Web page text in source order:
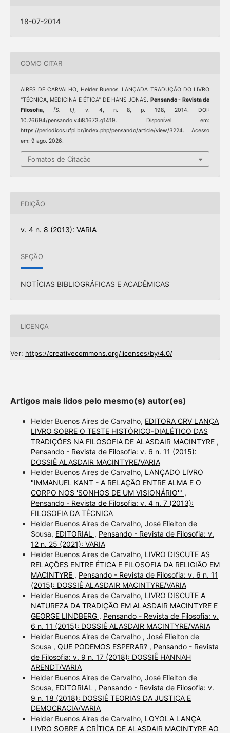
18-07-2014
COMO CITAR
AIRES DE CARVALHO, Helder Buenos. LANÇADA TRADUÇÃO DO LIVRO
"TÉCNICA, MEDICINA E ÉTICA" DE HANS JONAS. Pensando - Revista de
Filosofia, [S. l.], v. 4, n. 8, p. 198, 2014. DOI:
10.26694/pensando.v4i8.1673.g1419. Disponível em:
https://periodicos.ufpi.br/index.php/pensando/article/view/3224. Acesso
em: 9 ago. 2026.
Fomatos de Citação
EDIÇÃO
v. 4 n. 8 (2013): VARIA
SEÇÃO
NOTÍCIAS BIBLIOGRÁFICAS E ACADÊMICAS
LICENÇA
Ver: https://creativecommons.org/licenses/by/4.0/
Artigos mais lidos pelo mesmo(s) autor(es)
Helder Buenos Aires de Carvalho, EDITORA CRV LANÇA
LIVRO SOBRE O TESTE HISTÓRICO-DIALÉTICO DAS
TRADIÇÕES NA FILOSOFIA DE ALASDAIR MACINTYRE ,
Pensando - Revista de Filosofia: v. 6 n. 11 (2015):
DOSSIÊ ALASDAIR MACINTYRE/VARIA
Helder Buenos Aires de Carvalho, LANÇADO LIVRO
"IMMANUEL KANT - A RELAÇÃO ENTRE ALMA E O
CORPO NOS 'SONHOS DE UM VISIONÁRIO'" ,
Pensando - Revista de Filosofia: v. 4 n. 7 (2013):
FILOSOFIA DA TÉCNICA
Helder Buenos Aires de Carvalho, José Elielton de
Sousa, EDITORIAL , Pensando - Revista de Filosofia: v.
12 n. 25 (2021): VARIA
Helder Buenos Aires de Carvalho, LIVRO DISCUTE AS
RELAÇÕES ENTRE ÉTICA E FILOSOFIA DA RELIGIÃO EM
MACINTYRE , Pensando - Revista de Filosofia: v. 6 n. 11
(2015): DOSSIÊ ALASDAIR MACINTYRE/VARIA
Helder Buenos Aires de Carvalho, LIVRO DISCUTE A
NATUREZA DA TRADIÇÃO EM ALASDAIR MACINTYRE E
GEORGE LINDBERG , Pensando - Revista de Filosofia: v.
6 n. 11 (2015): DOSSIÊ ALASDAIR MACINTYRE/VARIA
Helder Buenos Aires de Carvalho , José Elielton de
Sousa , QUE PODEMOS ESPERAR? , Pensando - Revista
de Filosofia: v. 9 n. 17 (2018): DOSSIÊ HANNAH
ARENDT/VARIA
Helder Buenos Aires de Carvalho, José Elielton de
Sousa, EDITORIAL , Pensando - Revista de Filosofia: v.
9 n. 18 (2018): DOSSIÊ TEORIAS DA JUSTIÇA E
DEMOCRACIA/VARIA
Helder Buenos Aires de Carvalho, LOYOLA LANÇA
LIVRO SOBRE A CRÍTICA DE ALASDAIR MACINTYRE AO